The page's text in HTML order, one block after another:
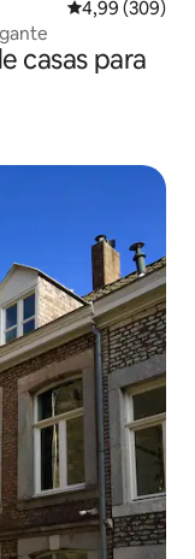
4,99 de uma
4,99 (309)
casas para